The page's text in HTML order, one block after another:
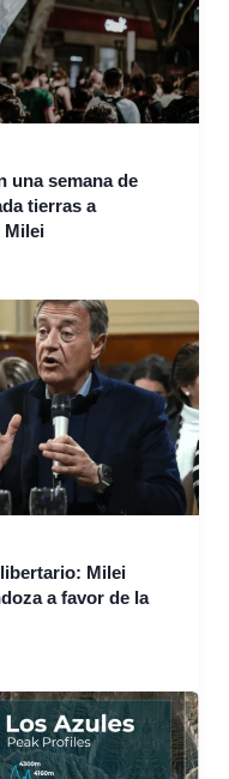
una semana de
tierras a
Milei
Milei
a favor de la